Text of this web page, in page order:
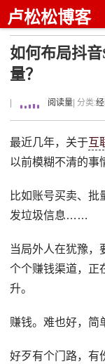
卢松松博客
如何布局抖
量？
阅读量 | 分类:
最近几年，关于互
以前模糊不清的事
比如账号买卖、批
发垃圾信息……
当局外人在犹豫，
个个赚钱渠道，正
升。
赚钱。难也好，简
好歹有个门路，有